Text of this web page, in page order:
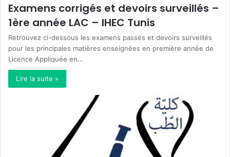
Examens corrigés et devoirs surveillés –
1ère année LAC – IHEC Tunis
Retrouvez ci-dessous les examens passés et devoirs surveillés
pour les principales matières enseignées en première année de
Licence Appliquée en…
Lire la suite »